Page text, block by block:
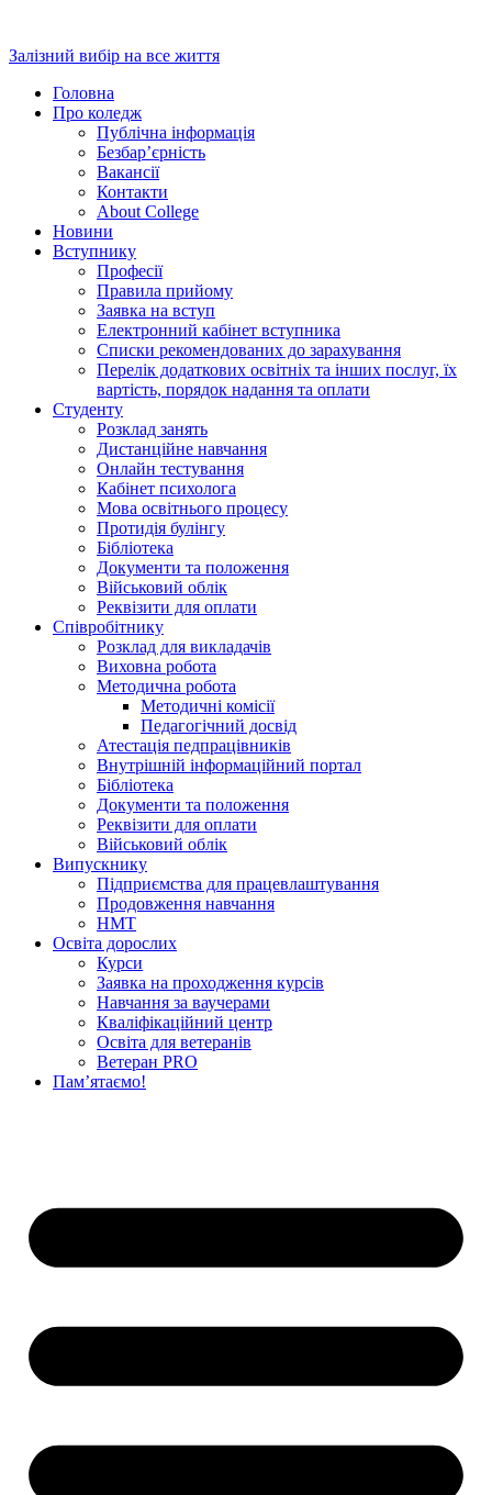
вмісту
Залізний вибір на все життя
Головна
Про коледж
Публічна інформація
Безбар’єрність
Вакансії
Контакти
About College
Новини
Вступнику
Професії
Правила прийому
Заявка на вступ
Електронний кабінет вступника
Списки рекомендованих до зарахування
Перелік додаткових освітніх та інших послуг, їх
вартість, порядок надання та оплати
Студенту
Розклад занять
Дистанційне навчання
Онлайн тестування
Кабінет психолога
Мова освітнього процесу
Протидія булінгу
Бібліотека
Документи та положення
Військовий облік
Реквізити для оплати
Співробітнику
Розклад для викладачів
Виховна робота
Методична робота
Методичні комісії
Педагогічний досвід
Атестація педпрацівників
Внутрішній інформаційний портал
Бібліотека
Документи та положення
Реквізити для оплати
Військовий облік
Випускнику
Підприємства для працевлаштування
Продовження навчання
НМТ
Освіта дорослих
Курси
Заявка на проходження курсів
Навчання за ваучерами
Кваліфікаційний центр
Освіта для ветеранів
Ветеран PRO
Пам’ятаємо!